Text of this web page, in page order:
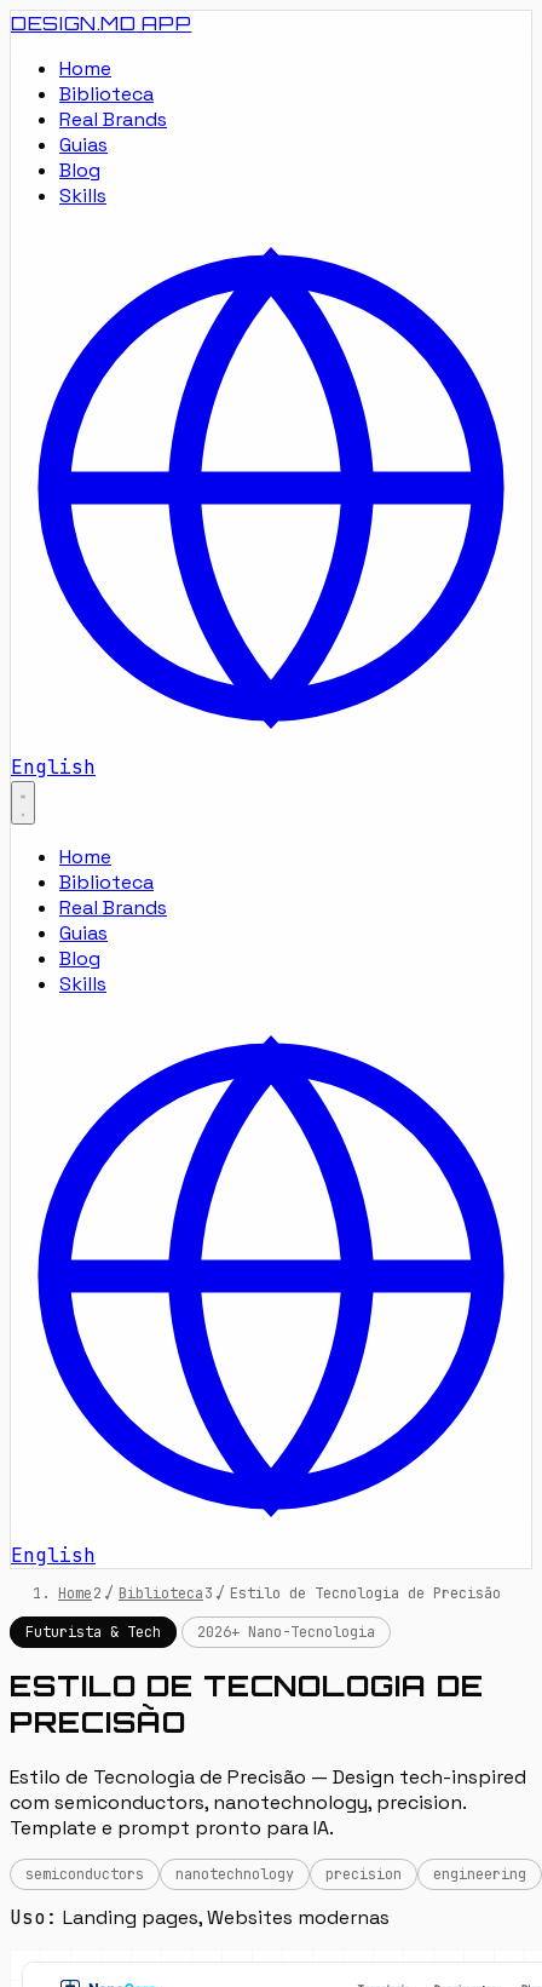
DESIGN.MD APP
Home
Biblioteca
Real Brands
Guias
Blog
Skills
English
Home
Biblioteca
Real Brands
Guias
Blog
Skills
English
Home / Biblioteca / Estilo de Tecnologia de Precisão
Futurista & Tech
2026+ Nano-Tecnologia
ESTILO DE TECNOLOGIA DE
PRECISÃO
Estilo de Tecnologia de Precisão — Design tech-inspired
com semiconductors, nanotechnology, precision.
Template e prompt pronto para IA.
semiconductors nanotechnology precision engineering
Uso: Landing pages, Websites modernas